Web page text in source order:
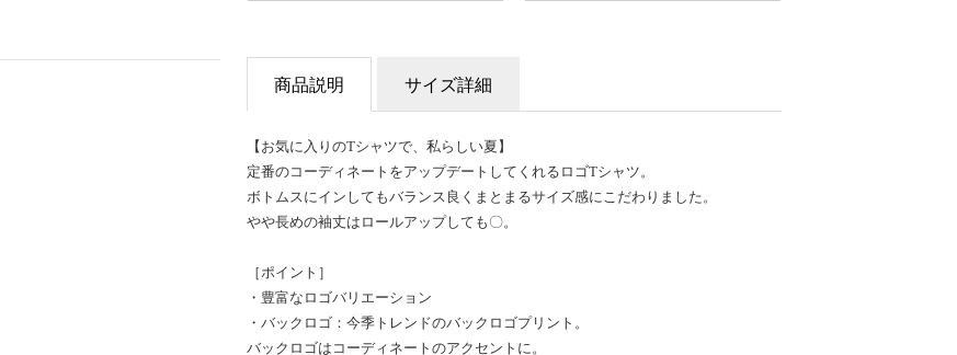
商品説明 サイズ詳細
【お気に入りのTシャツで、私らしい夏】
定番のコーディネートをアップデートしてくれるロゴTシャツ。
ボトムスにインしてもバランス良くまとまるサイズ感にこだわりました。
やや長めの袖丈はロールアップしても〇。
［ポイント］
・豊富なロゴバリエーション
・バックロゴ：今季トレンドのバックロゴプリント。
バックロゴはコーディネートのアクセントに。